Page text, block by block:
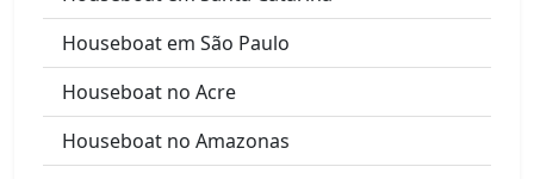
Houseboat em São Paulo
Houseboat no Acre
Houseboat no Amazonas